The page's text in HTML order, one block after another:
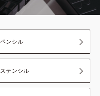
ペンシル
ステンシル
講習を探す
フェイスワックス
アイブロウ